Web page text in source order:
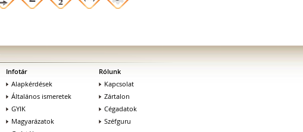
Infotár
Alapkérdések
Általános ismeretek
GYIK
Magyarázatok
Rólunk
Kapcsolat
Zártalon
Cégadatok
Széfguru